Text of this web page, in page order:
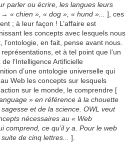
parler ou écrire, les langues leurs
« chien », « dog », « hund »...
], ces
; à leur façon ! L’affaire est
les concepts avec lesquels nous
en fait, pense avant nous.
et à tel point que l’un
l’Intelligence Artificielle
d’une ontologie universelle qui
Web les concepts sur lesquels
sur le monde, le comprendre [
» en référence à la chouette
et de la science. OWL veut
nécessaires au « Web
comprend, ce qu’il y a. Pour le web
de cinq lettres...
].